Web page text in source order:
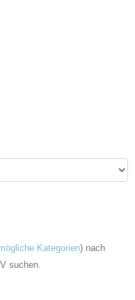
Kategorien) nach
suchen.